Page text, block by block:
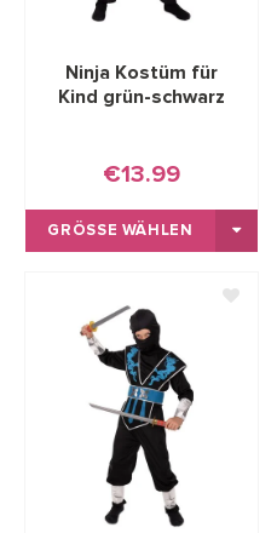
Ninja Kostüm für
Kind grün-schwarz
€13.99
GRÖSSE WÄHLEN